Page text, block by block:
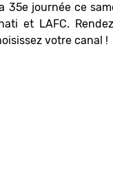
35e journée ce
et LAFC.
votre canal !